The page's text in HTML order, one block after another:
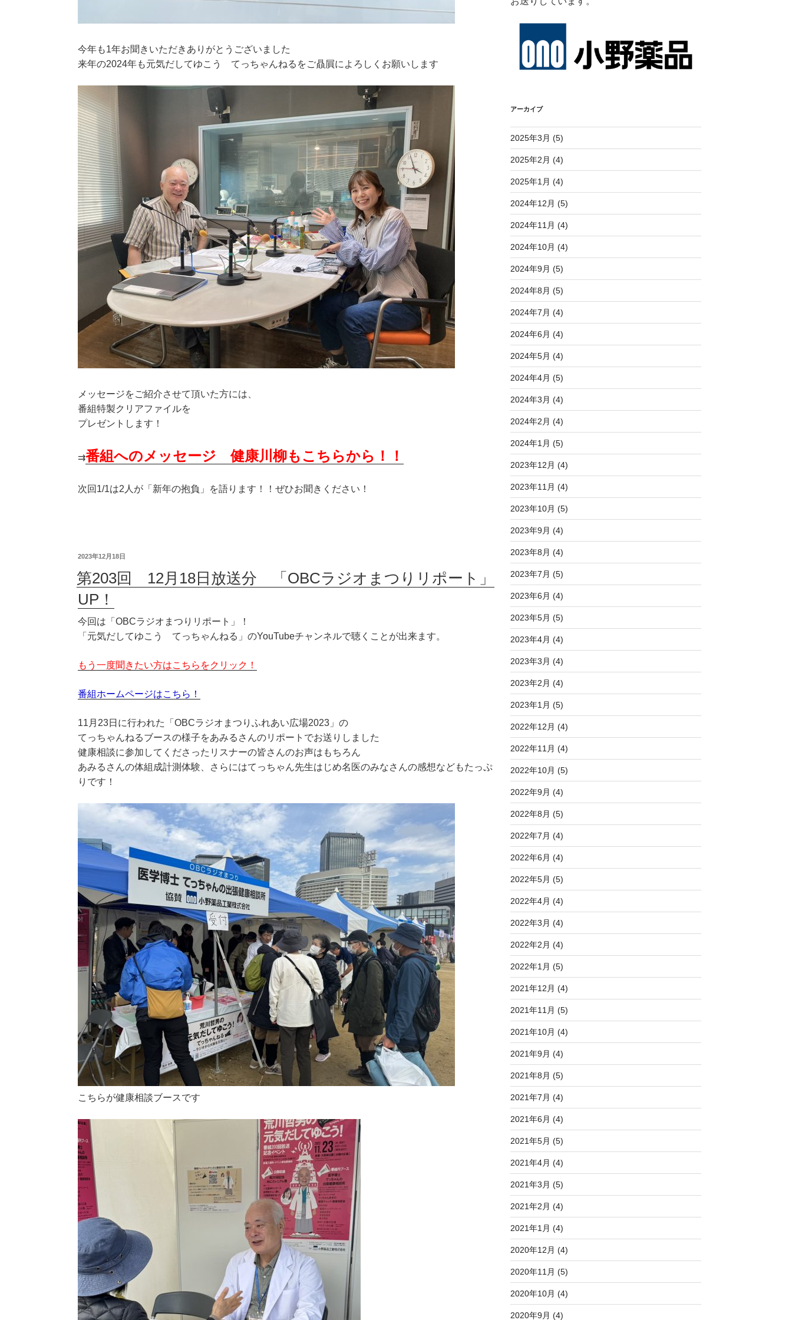
今年も1年お聞きいただきありがとうございました
来年の2024年も元気だしてゆこう てっちゃんねるをご贔屓によろしくお願いします
メッセージをご紹介させて頂いた方には、
番組特製クリアファイルを
プレゼントします！
⇉番組へのメッセージ 健康川柳もこちらから！！
次回1/1は2人が「新年の抱負」を語ります！！ぜひお聞きください！
2023年12月18日
第203回 12月18日放送分 「OBCラジオまつりリポート」
UP！
今回は「OBCラジオまつりリポート」！
「元気だしてゆこう てっちゃんねる」のYouTubeチャンネルで聴くことが出来ます。
もう一度聞きたい方はこちらをクリック！
番組ホームページはこちら！
11月23日に行われた「OBCラジオまつりふれあい広場2023」の
てっちゃんねるブースの様子をあみるさんのリポートでお送りしました
健康相談に参加してくださったリスナーの皆さんのお声はもちろん
あみるさんの体組成計測体験、さらにはてっちゃん先生はじめ名医のみなさんの感想などもたっぷ
りです！
こちらが健康相談ブースです
アーカイブ
2025年3月 (5)
2025年2月 (4)
2025年1月 (4)
2024年12月 (5)
2024年11月 (4)
2024年10月 (4)
2024年9月 (5)
2024年8月 (5)
2024年7月 (4)
2024年6月 (4)
2024年5月 (4)
2024年4月 (5)
2024年3月 (4)
2024年2月 (4)
2024年1月 (5)
2023年12月 (4)
2023年11月 (4)
2023年10月 (5)
2023年9月 (4)
2023年8月 (4)
2023年7月 (5)
2023年6月 (4)
2023年5月 (5)
2023年4月 (4)
2023年3月 (4)
2023年2月 (4)
2023年1月 (5)
2022年12月 (4)
2022年11月 (4)
2022年10月 (5)
2022年9月 (4)
2022年8月 (5)
2022年7月 (4)
2022年6月 (4)
2022年5月 (5)
2022年4月 (4)
2022年3月 (4)
2022年2月 (4)
2022年1月 (5)
2021年12月 (4)
2021年11月 (5)
2021年10月 (4)
2021年9月 (4)
2021年8月 (5)
2021年7月 (4)
2021年6月 (4)
2021年5月 (5)
2021年4月 (4)
2021年3月 (5)
2021年2月 (4)
2021年1月 (4)
2020年12月 (4)
2020年11月 (5)
2020年10月 (4)
2020年9月 (4)